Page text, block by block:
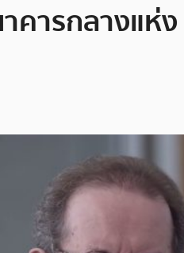
คารกลางแห่ง